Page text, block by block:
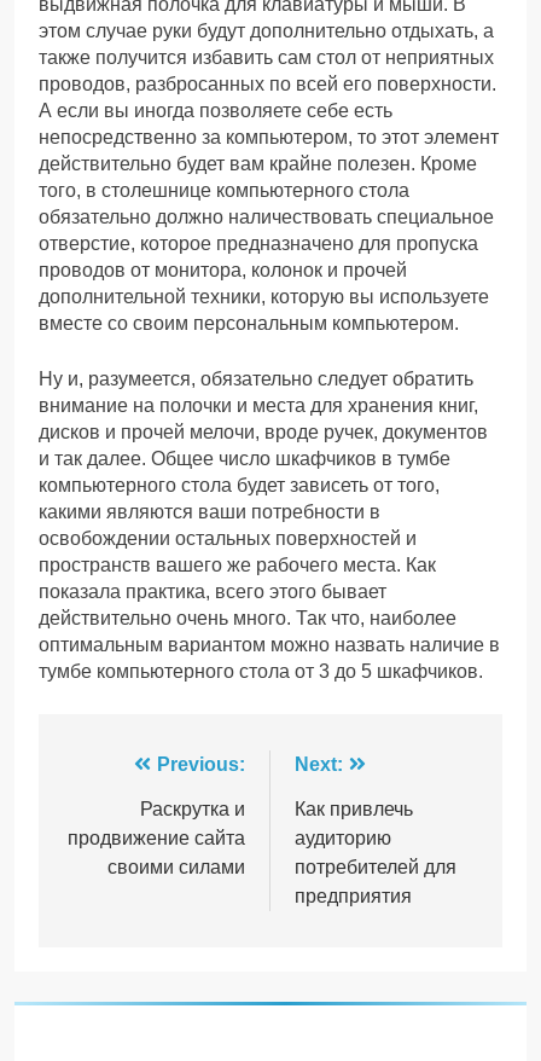
этом случае руки будут дополнительно отдыхать, а
также получится избавить сам стол от неприятных
проводов, разбросанных по всей его поверхности.
А если вы иногда позволяете себе есть
непосредственно за компьютером, то этот элемент
действительно будет вам крайне полезен. Кроме
того, в столешнице компьютерного стола
обязательно должно наличествовать специальное
отверстие, которое предназначено для пропуска
проводов от монитора, колонок и прочей
дополнительной техники, которую вы используете
вместе со своим персональным компьютером.
Ну и, разумеется, обязательно следует обратить
внимание на полочки и места для хранения книг,
дисков и прочей мелочи, вроде ручек, документов
и так далее. Общее число шкафчиков в тумбе
компьютерного стола будет зависеть от того,
какими являются ваши потребности в
освобождении остальных поверхностей и
пространств вашего же рабочего места. Как
показала практика, всего этого бывает
действительно очень много. Так что, наиболее
оптимальным вариантом можно назвать наличие в
тумбе компьютерного стола от 3 до 5 шкафчиков.
Навігація
записів
Previous:
Раскрутка и
продвижение сайта
своими силами
Next:
Как привлечь
аудиторию
потребителей для
предприятия